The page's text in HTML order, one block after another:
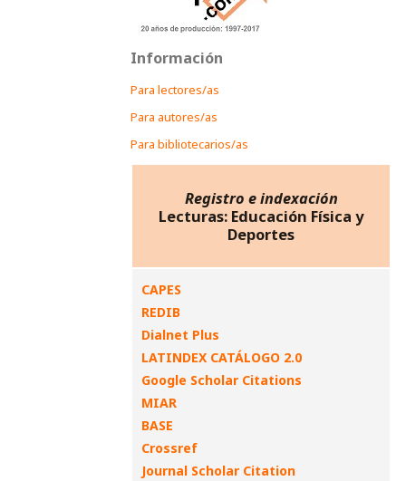
Información
Para lectores/as
Para autores/as
Para bibliotecarios/as
Registro e indexación
Lecturas: Educación Física y
Deportes
CAPES
REDIB
Dialnet Plus
LATINDEX CATÁLOGO 2.0
Google Scholar Citations
MIAR
BASE
Crossref
Journal Scholar Citation